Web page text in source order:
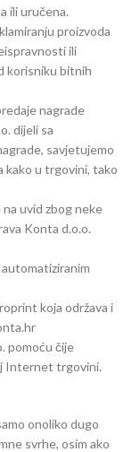
ili uručena.
proizvoda
ili
korisniku bitnih
nagrade
dijeli sa
savjetujemo
kako u trgovini, tako
uvid zbog neke
Konta d.o.o.
koja održava i
pomoću čije
Internet trgovini.
onoliko dugo
svrhe, osim ako